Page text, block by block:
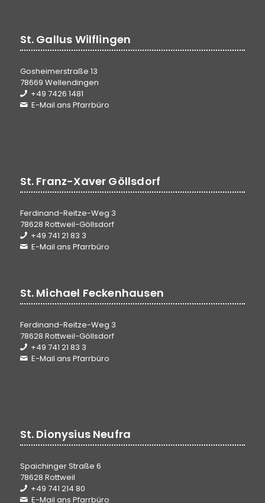
St. Gallus Wilflingen
Gosheimerstraße 13
78669 Wellendingen
+49 7426 1481
E-Mail ans Pfarrbüro
St. Franz-Xaver Göllsdorf
Ferdinand-Reitze-Weg 3
78628 Rottweil-Göllsdorf
+49 741 21 83 3
E-Mail ans Pfarrbüro
St. Michael Feckenhausen
Ferdinand-Reitze-Weg 3
78628 Rottweil-Göllsdorf
+49 741 21 83 3
E-Mail ans Pfarrbüro
St. Dionysius Neufra
Spaichinger Straße 6
78628 Rottweil
+49 741 214 80
E-Mail ans Pfarrbüro